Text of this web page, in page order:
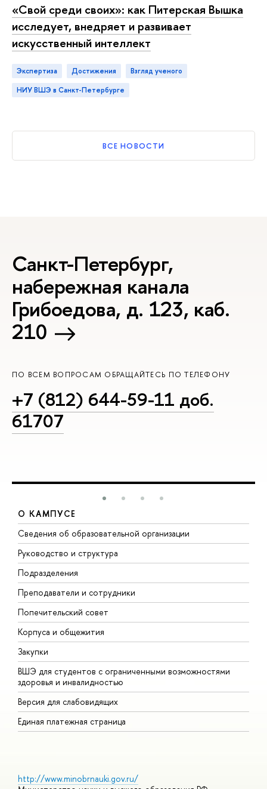
«Свой среди своих»: как Питерская Вышка
исследует, внедряет и развивает
искусственный интеллект
Экспертиза достижения
взгляд ученого
НИУ ВШЭ в Санкт-Петербурге
ВСЕ НОВОСТИ
Санкт-Петербург,
набережная канала
Грибоедова, д. 123, каб.
210
ПО ВСЕМ ВОПРОСАМ ОБРАЩАЙТЕСЬ ПО ТЕЛЕФОНУ
+7 (812) 644-59-11 доб.
61707
О КАМПУСЕ
Сведения об образовательной организации
Руководство и структура
Подразделения
Преподаватели и сотрудники
Попечительский совет
Корпуса и общежития
Закупки
ВШЭ для студентов с ограниченными возможностями
здоровья и инвалидностью
Версия для слабовидящих
Единая платежная страница
http://www.minobrnauki.gov.ru/